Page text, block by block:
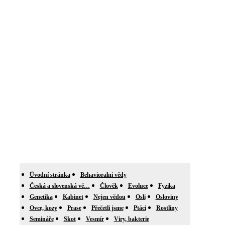
Úvodní stránka
Behavioralni vědy
Česká a slovenská vě…
Člověk Evoluce
Fyzika
Genetika
Kabinet Nejen vědou Osli
Osloviny
Ovce, kozy
Prase Přečetli jsme Ptáci
Rostliny
Semináře
Skot Vesmír
Viry, bakterie